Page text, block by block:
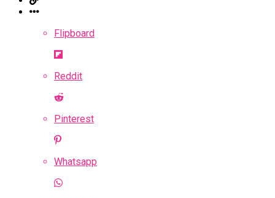
Flipboard
Reddit
Pinterest
Whatsapp